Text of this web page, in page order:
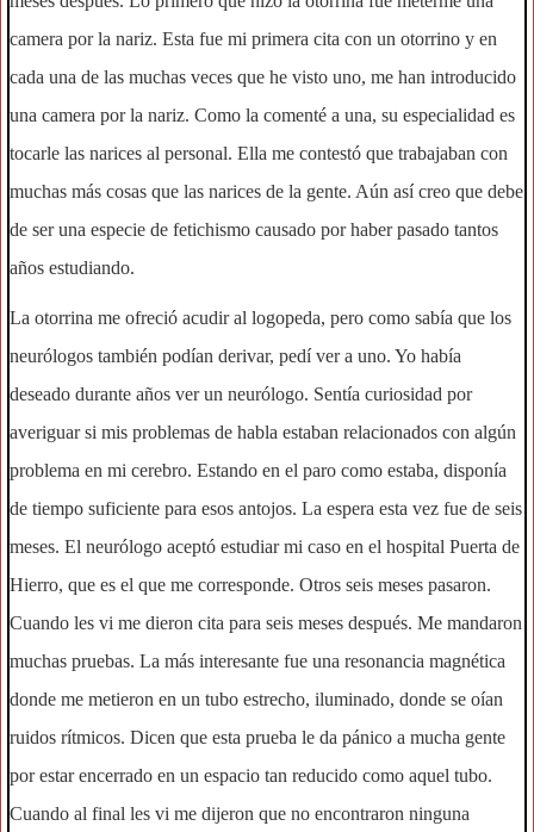
camera por la nariz. Esta fue mi primera cita con un otorrino y en
cada una de las muchas veces que he visto uno, me han introducido
una camera por la nariz. Como la comenté a una, su especialidad es
tocarle las narices al personal. Ella me contestó que trabajaban con
muchas más cosas que las narices de la gente. Aún así creo que debe
de ser una especie de fetichismo causado por haber pasado tantos
años estudiando.
La otorrina me ofreció acudir al logopeda, pero como sabía que los
neurólogos también podían derivar, pedí ver a uno. Yo había
deseado durante años ver un neurólogo. Sentía curiosidad por
averiguar si mis problemas de habla estaban relacionados con algún
problema en mi cerebro. Estando en el paro como estaba, disponía
de tiempo suficiente para esos antojos. La espera esta vez fue de seis
meses. El neurólogo aceptó estudiar mi caso en el hospital Puerta de
Hierro, que es el que me corresponde. Otros seis meses pasaron.
Cuando les vi me dieron cita para seis meses después. Me mandaron
muchas pruebas. La más interesante fue una resonancia magnética
donde me metieron en un tubo estrecho, iluminado, donde se oían
ruidos rítmicos. Dicen que esta prueba le da pánico a mucha gente
por estar encerrado en un espacio tan reducido como aquel tubo.
Cuando al final les vi me dijeron que no encontraron ninguna